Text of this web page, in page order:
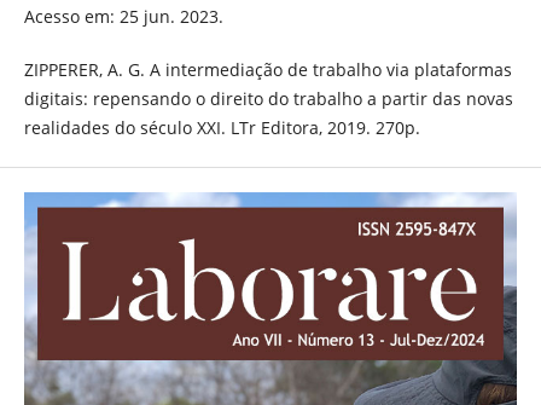
Acesso em: 25 jun. 2023.
ZIPPERER, A. G. A intermediação de trabalho via plataformas
digitais: repensando o direito do trabalho a partir das novas
realidades do século XXI. LTr Editora, 2019. 270p.